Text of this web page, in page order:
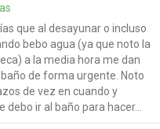
que al desayunar o incluso
bebo agua (ya que noto la
a la media hora me dan
de forma urgente. Noto
de vez en cuando y
ir al baño para hacer...